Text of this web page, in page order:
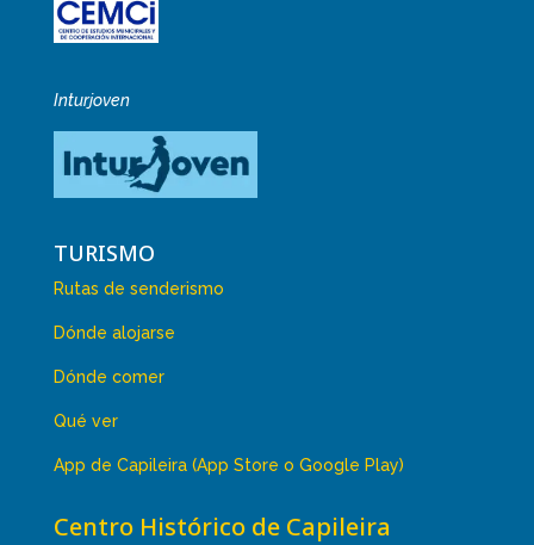
Inturjoven
TURISMO
Rutas de senderismo
Dónde alojarse
Dónde comer
Qué ver
App de Capileira (App Store o Google Play)
Centro Histórico de Capileira